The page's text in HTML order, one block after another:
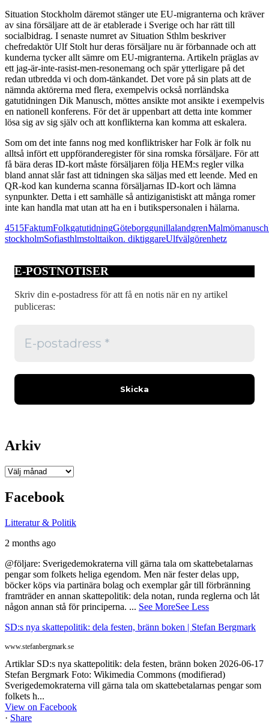
Situation Stockholm däremot stänger ute EU-migranterna och kräver
av sina försäljare att de är etablerade i Sverige och har rätt till
socialbidrag. I senaste numret av Situation Sthlm beskriver
chefredaktör Ulf Stolt hur deras försäljare nu är förbannade och att
kunderna tycker allt sämre om EU-migranterna. Artikeln präglas av
ett jag-är-inte-rasist-men-resonemang och spär ytterligare på det
redan utbredda vi och dom-tänkandet. Det vore på sin plats att de
nämnda aktörerna med flera, exempelvis också norrländska
gatutidningen Dik Manusch, möttes ansikte mot ansikte i exempelvis
en nationell konferens. För det är uppenbart att detta inte kommer
lösa sig av sig själv och att konflikterna kan komma att eskalera.
Som om det inte fanns nog med konfliktrisker har Folk är folk nu
alltså infört ett uppföranderegister för sina romska försäljare. För att
få bära deras ID-kort måste försäljaren följa HEM:s regler vilka
bland annat slår fast att tidningen ska säljas med ett leende. Med en
QR-kod kan kunderna scanna försäljarnas ID-kort och lämna
synpunkter. Detta i ett samhälle så antiziganistiskt att många romer
inte kan handla mat utan att ha en i butikspersonalen i hälarna.
4515FaktumFolkgatutidningGöteborggunillalandgrenMalmömanusch
stockholmSofiasthlmstolttaikon. diktiggareUlfvälgörenhetz
E-POSTNOTISER
Skriv din e-postadress för att få en notis när en ny artikel
publiceras:
Arkiv
Arkiv
Facebook
Litteratur & Politik
2 months ago
@följare: Sverigedemokraterna vill gärna tala om skattebetalarnas
pengar som folkets heliga egendom. Men när fester delas upp,
böcker köps via partinära bolag och exemplar går till förbränning
framträder en annan skattepolitik: dela notan, runda reglerna och låt
någon annan stå för principerna. ... See MoreSee Less
SD:s nya skattepolitik: dela festen, bränn boken | Stefan Bergmark
www.stefanbergmark.se
Artiklar SD:s nya skattepolitik: dela festen, bränn boken 2026-06-17
Stefan Bergmark Foto: Wikimedia Commons (modifierad)
Sverigedemokraterna vill gärna tala om skattebetalarnas pengar som
folkets h...
View on Facebook
· Share